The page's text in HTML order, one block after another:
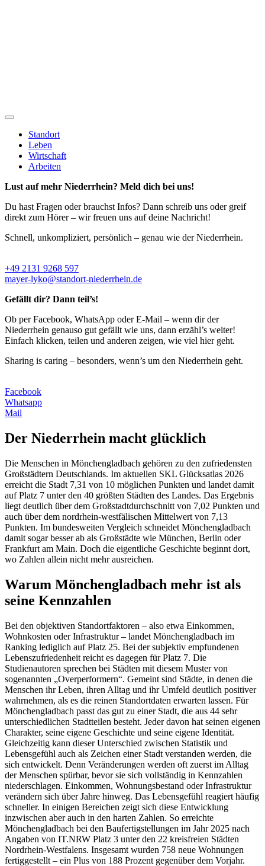
Standort
Leben
Wirtschaft
Arbeiten
Lust auf mehr Niederrhein? Meld dich bei uns!
Du hast Fragen oder brauchst Infos? Dann schreib uns oder greif
direkt zum Hörer – wir freuen uns auf deine Nachricht!
Schnell, unkompliziert, persönlich – genau wie der Niederrhein.
+49 2131 9268 597
mayer-lyko@standort-niederrhein.de
Gefällt dir? Dann teil’s!
Ob per Facebook, WhatsApp oder E-Mail – wenn dir der
Niederrhein genauso gut gefällt wie uns, dann erzähl’s weiter!
Einfach klicken, teilen und anderen zeigen, wie viel hier geht.
Sharing is caring – besonders, wenn’s um den Niederrhein geht.
Facebook
Whatsapp
Mail
Der Niederrhein macht glücklich
Die Menschen in Mönchengladbach gehören zu den zufriedensten
Großstädtern Deutschlands. Im aktuellen SKL Glücksatlas 2026
erreicht die Stadt 7,31 von 10 möglichen Punkten und landet damit
auf Platz 7 unter den 40 größten Städten des Landes. Das Ergebnis
liegt deutlich über dem Großstadtdurchschnitt von 7,02 Punkten und
auch über dem nordrhein-westfälischen Mittelwert von 7,13
Punkten. Im bundesweiten Vergleich schneidet Mönchengladbach
damit sogar besser ab als Großstädte wie München, Berlin oder
Frankfurt am Main. Doch die eigentliche Geschichte beginnt dort,
wo Zahlen allein nicht mehr ausreichen.
Warum Mönchengladbach mehr ist als
seine Kennzahlen
Bei den objektiven Standortfaktoren – also etwa Einkommen,
Wohnkosten oder Infrastruktur – landet Mönchengladbach im
Ranking lediglich auf Platz 25. Bei der subjektiv empfundenen
Lebenszufriedenheit reicht es dagegen für Platz 7. Die
Studienautoren sprechen bei Städten mit diesem Muster von
sogenannten „Overperformern“. Gemeint sind Städte, in denen die
Menschen ihr Leben, ihren Alltag und ihr Umfeld deutlich positiver
wahrnehmen, als es die reinen Standortdaten erwarten lassen. Für
Mönchengladbach passt das gut zu einer Stadt, die aus 44 sehr
unterschiedlichen Stadtteilen besteht. Jeder davon hat seinen eigenen
Charakter, seine eigene Geschichte und seine eigene Identität.
Gleichzeitig kann dieser Unterschied zwischen Statistik und
Lebensgefühl auch als Zeichen einer Stadt verstanden werden, die
sich entwickelt. Denn Veränderungen werden oft zuerst im Alltag
der Menschen spürbar, bevor sie sich vollständig in Kennzahlen
niederschlagen. Einkommen, Wohnungsbestand oder Infrastruktur
verändern sich über Jahre hinweg. Das Lebensgefühl reagiert häufig
schneller. In einigen Bereichen zeigt sich diese Entwicklung
inzwischen aber auch in den harten Zahlen. So erreichte
Mönchengladbach bei den Baufertigstellungen im Jahr 2025 nach
Angaben von IT.NRW Platz 3 unter den 22 kreisfreien Städten
Nordrhein-Westfalens. Insgesamt wurden 758 neue Wohnungen
fertiggestellt – ein Plus von 188 Prozent gegenüber dem Vorjahr.